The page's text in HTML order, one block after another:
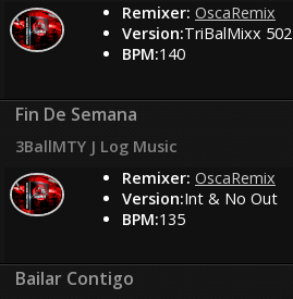
Remixer: OscaRemix
Version:TriBalMixx 502
BPM:140
Fin De Semana
3BallMTY J Log Music
Remixer: OscaRemix
Version:Int & No Out
BPM:135
Bailar Contigo